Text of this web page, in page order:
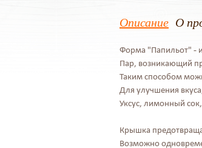
Описание О
Форма "Папильот" -
Пар, возникающий
Таким способом
Для улучшения
Уксус, лимонный
Крышка
Возможно